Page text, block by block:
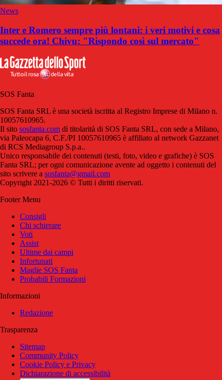
News
Inter e Romero sempre più lontani: i veri motivi e cosa
succede ora! Chivu: "Rispondo così sul mercato"
SOS Fanta
SOS Fanta SRL è una società iscritta al Registro Imprese di Milano n.
10057610965.
Il sito sosfanta.com di titolarità di SOS Fanta SRL, con sede a Milano,
via Paleocapa 6, C.F./PI 10057610965 è affiliato al network Gazzanet
di RCS Mediagroup S.p.a..
Unico responsabile dei contenuti (testi, foto, video e grafiche) è SOS
Fanta SRL; per ogni comunicazione avente ad oggetto i contenuti del
sito scrivere a sosfanta@gmail.com
Copyright 2021-2026 © Tutti i diritti riservati.
Footer Menu
Consigli
Chi schierare
Voti
Assist
Ultime dai campi
Infortunati
Maglie SOS Fanta
Probabili Formazioni
Informazioni
Redazione
Trasparenza
Sitemap
Community Policy
Cookie Policy e Privacy
Dichiarazione di accessibilità